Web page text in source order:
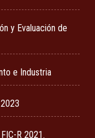
y Evaluación de
e Industria
R 2021.